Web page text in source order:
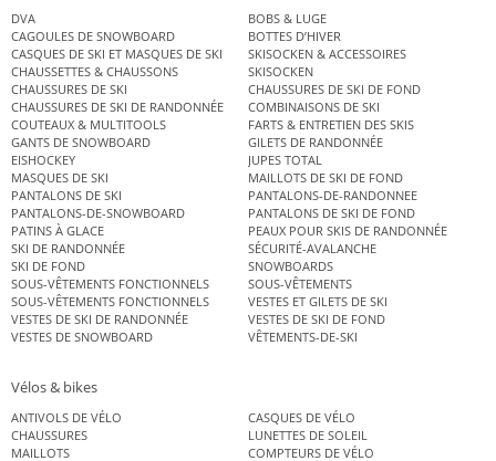
DVA
BOBS & LUGE
CAGOULES DE SNOWBOARD
BOTTES D’HIVER
CASQUES DE SKI ET MASQUES DE SKI
SKISOCKEN & ACCESSOIRES
CHAUSSETTES & CHAUSSONS
SKISOCKEN
CHAUSSURES DE SKI
CHAUSSURES DE SKI DE FOND
CHAUSSURES DE SKI DE RANDONNÉE
COMBINAISONS DE SKI
COUTEAUX & MULTITOOLS
FARTS & ENTRETIEN DES SKIS
GANTS DE SNOWBOARD
GILETS DE RANDONNÉE
EISHOCKEY
JUPES TOTAL
MASQUES DE SKI
MAILLOTS DE SKI DE FOND
PANTALONS DE SKI
PANTALONS-DE-RANDONNEE
PANTALONS-DE-SNOWBOARD
PANTALONS DE SKI DE FOND
PATINS À GLACE
PEAUX POUR SKIS DE RANDONNÉE
SKI DE RANDONNÉE
SÉCURITÉ-AVALANCHE
SKI DE FOND
SNOWBOARDS
SOUS-VÊTEMENTS FONCTIONNELS
SOUS-VÊTEMENTS
SOUS-VÊTEMENTS FONCTIONNELS
VESTES ET GILETS DE SKI
VESTES DE SKI DE RANDONNÉE
VESTES DE SKI DE FOND
VESTES DE SNOWBOARD
VÊTEMENTS-DE-SKI
Vélos & bikes
ANTIVOLS DE VÉLO
CASQUES DE VÉLO
CHAUSSURES
LUNETTES DE SOLEIL
MAILLOTS
COMPTEURS DE VÉLO